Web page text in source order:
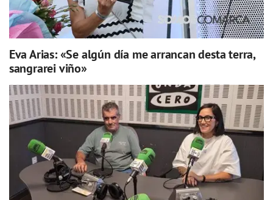
Eva Arias: «Se algún día me arrancan desta terra,
sangrarei viño»